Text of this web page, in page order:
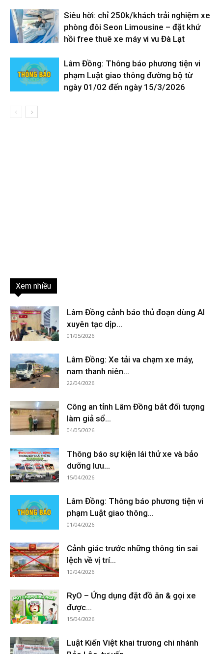
Siêu hời: chỉ 250k/khách trải nghiệm xe
phòng đôi Seon Limousine – đặt khứ
hồi free thuê xe máy vi vu Đà Lạt
Lâm Đồng: Thông báo phương tiện vi
phạm Luật giao thông đường bộ từ
ngày 01/02 đến ngày 15/3/2026
Xem nhiều
Lâm Đồng cảnh báo thủ đoạn dùng AI
xuyên tạc dịp...
01/05/2026
Lâm Đồng: Xe tải va chạm xe máy,
nam thanh niên...
22/04/2026
Công an tỉnh Lâm Đồng bắt đối tượng
làm giả sổ...
04/05/2026
Thông báo sự kiện lái thử xe và bảo
dưỡng lưu...
15/04/2026
Lâm Đồng: Thông báo phương tiện vi
phạm Luật giao thông...
01/04/2026
Cảnh giác trước những thông tin sai
lệch về vị trí...
10/04/2026
RyO – Ứng dụng đặt đồ ăn & gọi xe
được...
15/04/2026
Luật Kiến Việt khai trương chi nhánh